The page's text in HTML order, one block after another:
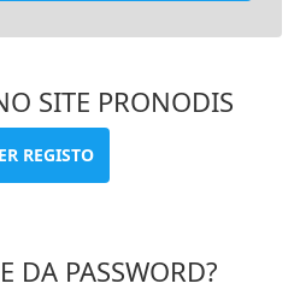
SITE PRONODIS
REGISTO
DA PASSWORD?